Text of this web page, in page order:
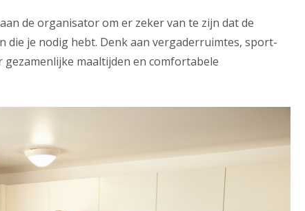
de organisator om er zeker van te zijn dat de
die je nodig hebt. Denk aan vergaderruimtes, sport-
maaltijden en comfortabele